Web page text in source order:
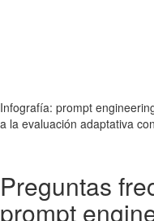
Infografía: prompt
a la evaluación adaptativa
Preguntas
prompt